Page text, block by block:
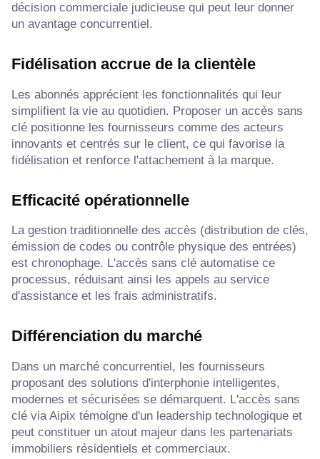
décision commerciale judicieuse qui peut leur donner
un avantage concurrentiel.
Fidélisation accrue de la clientèle
Les abonnés apprécient les fonctionnalités qui leur
simplifient la vie au quotidien. Proposer un accès sans
clé positionne les fournisseurs comme des acteurs
innovants et centrés sur le client, ce qui favorise la
fidélisation et renforce l'attachement à la marque.
Efficacité opérationnelle
La gestion traditionnelle des accès (distribution de clés,
émission de codes ou contrôle physique des entrées)
est chronophage. L'accès sans clé automatise ce
processus, réduisant ainsi les appels au service
d'assistance et les frais administratifs.
Différenciation du marché
Dans un marché concurrentiel, les fournisseurs
proposant des solutions d'interphonie intelligentes,
modernes et sécurisées se démarquent. L'accès sans
clé via Aipix témoigne d'un leadership technologique et
peut constituer un atout majeur dans les partenariats
immobiliers résidentiels et commerciaux.